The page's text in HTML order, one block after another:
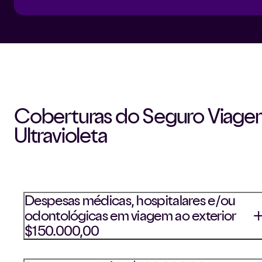
Coberturas do Seguro
Ultravioleta
Despesas médicas, hospitalares e/ou
odontológicas em viagem ao exterior
$150.000,00
Garante ao segurado a indenização por custos